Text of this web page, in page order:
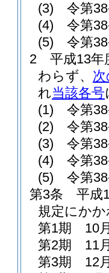
(3)
令第
(4)
令第
(5)
令第
2
平成13年
わらず、
れ当該各号
(1)
令第
(2)
令第
(3)
令第
(4)
令第
(5)
令第
第3条
平成
規定にか
第1期 10
第2期 11
第3期 12